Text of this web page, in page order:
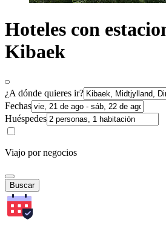
Hoteles con
Kibaek
¿A dónde quieres ir?
Fechas
Huéspedes
Viajo por negocios
Buscar